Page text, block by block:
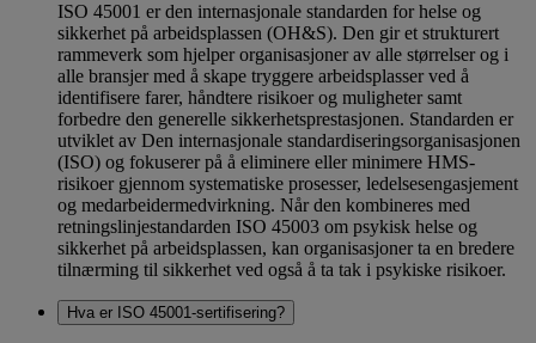
ISO 45001 er den internasjonale standarden for helse og
sikkerhet på arbeidsplassen (OH&S). Den gir et strukturert
rammeverk som hjelper organisasjoner av alle størrelser og i
alle bransjer med å skape tryggere arbeidsplasser ved å
identifisere farer, håndtere risikoer og muligheter samt
forbedre den generelle sikkerhetsprestasjonen. Standarden er
utviklet av Den internasjonale standardiseringsorganisasjonen
(ISO) og fokuserer på å eliminere eller minimere HMS-
risikoer gjennom systematiske prosesser, ledelsesengasjement
og medarbeidermedvirkning. Når den kombineres med
retningslinjestandarden ISO 45003 om psykisk helse og
sikkerhet på arbeidsplassen, kan organisasjoner ta en bredere
tilnærming til sikkerhet ved også å ta tak i psykiske risikoer.
Hva er ISO 45001-sertifisering?